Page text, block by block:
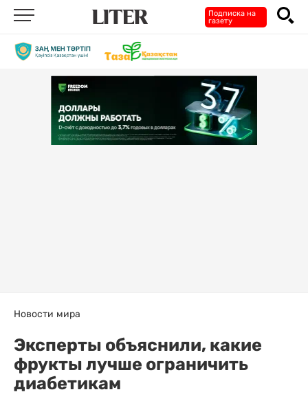
Подписка на
газету
Новости мира
Эксперты объяснили, какие
фрукты лучше ограничить
диабетикам